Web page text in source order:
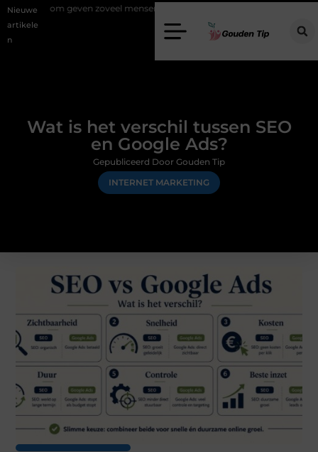
Nieuwe
artikele
n
zoveel mensen en wat zijn de mogelijkheden?
Wat is het verschil tussen SEO
en Google Ads?
INTERNET MARKETING
Gepubliceerd Door Gouden Tip